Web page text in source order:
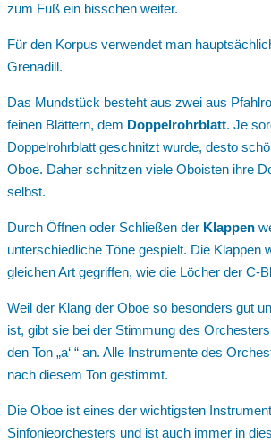
zum Fuß ein bisschen weiter.
Für den Korpus verwendet man
Grenadill.
Das Mundstück besteht aus zwei aus
feinen Blättern, dem Doppelrohrblatt. Je
Doppelrohrblatt geschnitzt wurde, desto
Oboe. Daher schnitzen viele Oboisten ihre
selbst.
Durch Öffnen oder Schließen der Klappen
unterschiedliche Töne gespielt. Die Klappen
gleichen Art gegriffen, wie die Löcher der C-
Weil der Klang der Oboe so besonders gut
ist, gibt sie bei der Stimmung des
den Ton „a‘ “ an. Alle Instrumente des
nach diesem Ton gestimmt.
Die Oboe ist eines der wichtigsten
Sinfonieorchesters und ist auch immer in